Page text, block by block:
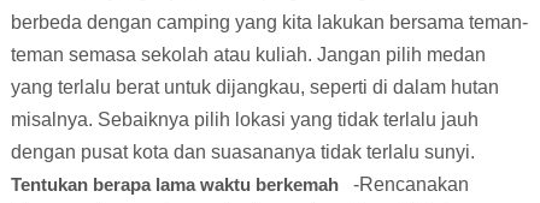
berbeda dengan camping yang kita lakukan bersama teman-
teman semasa sekolah atau kuliah. Jangan pilih medan
yang terlalu berat untuk dijangkau, seperti di dalam hutan
misalnya. Sebaiknya pilih lokasi yang tidak terlalu jauh
dengan pusat kota dan suasananya tidak terlalu sunyi.
Tentukan berapa lama waktu berkemah
-Rencanakan